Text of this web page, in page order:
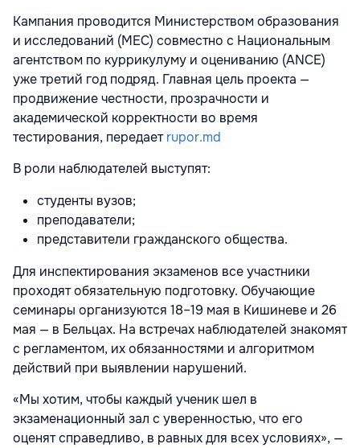
Кампания проводится Министерством образования
и исследований (MEC) совместно с Национальным
агентством по куррикулуму и оцениванию (ANCE)
уже третий год подряд. Главная цель проекта —
продвижение честности, прозрачности и
академической корректности во время
тестирования, передаетrupor.md
В роли наблюдателей выступят:
студенты вузов;
преподаватели;
представители гражданского общества.
Для инспектирования экзаменов все участники
проходят обязательную подготовку. Обучающие
семинары организуются 18–19 мая в Кишиневе и 26
мая — в Бельцах. На встречах наблюдателей знакомят
с регламентом, их обязанностями и алгоритмом
действий при выявлении нарушений.
«Мы хотим, чтобы каждый ученик шел в
экзаменационный зал с уверенностью, что его
оценят справедливо, в равных для всех условиях», —